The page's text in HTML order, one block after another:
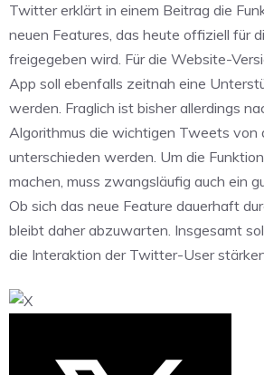
Twitter erklärt in einem Beitrag die
neuen Features, das heute offiziell für
freigegeben wird. Für die Website-
App soll ebenfalls zeitnah eine
werden. Fraglich ist bisher allerdings
Algorithmus die wichtigen Tweets von
unterschieden werden. Um die
machen, muss zwangsläufig auch ein
Ob sich das neue Feature dauerhaft
bleibt daher abzuwarten. Insgesamt
die Interaktion der Twitter-User